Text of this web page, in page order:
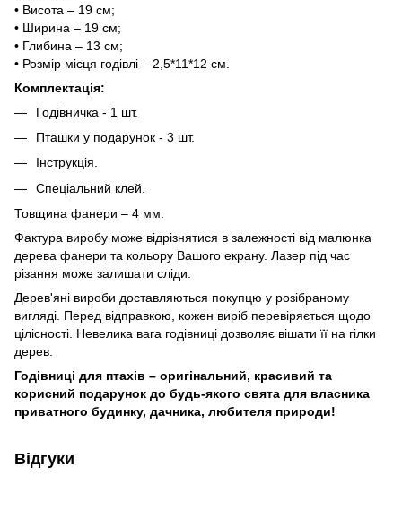
• Висота – 19 см;
• Ширина – 19 см;
• Глибина – 13 см;
• Розмір місця годівлі – 2,5*11*12 см.
Комплектація:
Годівничка - 1 шт.
Пташки у подарунок - 3 шт.
Інструкція.
Спеціальний клей.
Товщина фанери – 4 мм.
Фактура виробу може відрізнятися в залежності від малюнка
дерева фанери та кольору Вашого екрану. Лазер під час
різання може залишати сліди.
Дерев'яні вироби доставляються покупцю у розібраному
вигляді. Перед відправкою, кожен виріб перевіряється щодо
цілісності. Невелика вага годівниці дозволяє вішати її на гілки
дерев.
Годівниці для птахів – оригінальний, красивий та
корисний подарунок до будь-якого свята для власника
приватного будинку, дачника, любителя природи!
Відгуки